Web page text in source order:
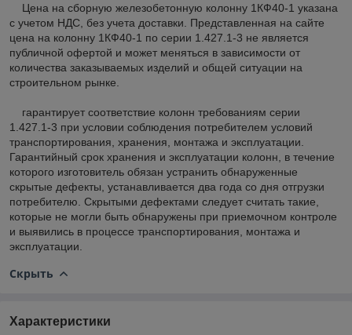
Цена на сборную железобетонную колонну 1КФ40-1 указана
с учетом НДС, без учета доставки. Представленная на сайте
цена на колонну 1КФ40-1 по серии 1.427.1-3 не является
публичной офертой и может меняться в зависимости от
количества заказываемых изделий и общей ситуации на
строительном рынке.
гарантирует соответствие колонн требованиям серии
1.427.1-3 при условии соблюдения потребителем условий
транспортирования, хранения, монтажа и эксплуатации.
Гарантийный срок хранения и эксплуатации колонн, в течение
которого изготовитель обязан устранить обнаруженные
скрытые дефекты, устанавливается два года со дня отгрузки
потребителю. Скрытыми дефектами следует считать такие,
которые не могли быть обнаружены при приемочном контроле
и выявились в процессе транспортирования, монтажа и
эксплуатации.
Скрыть
Характеристики